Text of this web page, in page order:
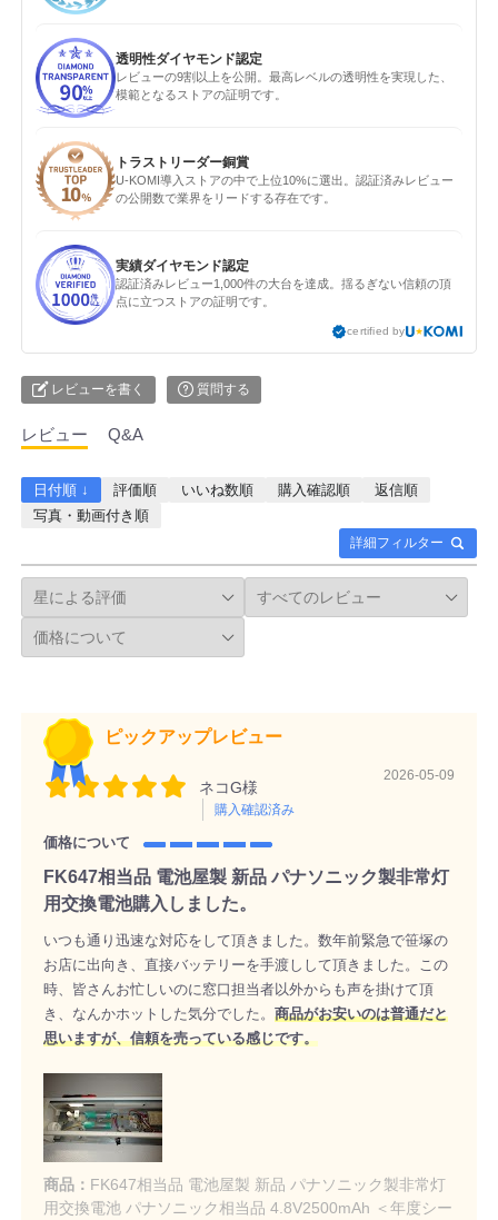
透明性ダイヤモンド認定
レビューの9割以上を公開。最高レベルの透明性を実現した、
模範となるストアの証明です。
トラストリーダー銅賞
U-KOMI導入ストアの中で上位10%に選出。認証済みレビュー
の公開数で業界をリードする存在です。
実績ダイヤモンド認定
認証済みレビュー1,000件の大台を達成。揺るぎない信頼の頂
点に立つストアの証明です。
certified by
レビューを書く 質問する
レビュー Q&A
詳細フィルター
日付順 ↓ 評価順 いいね数順 購入確認順
返信順
写真・動画付き順
ピックアップレビュー
ネコG様
購入確認済み
2026-05-09
価格について
FK647相当品 電池屋製 新品 パナソニック製非常灯
用交換電池購入しました。
いつも通り迅速な対応をして頂きました。数年前緊急で笹塚の
お店に出向き、直接バッテリーを手渡しして頂きました。この
時、皆さんお忙しいのに窓口担当者以外からも声を掛けて頂
き、なんかホットした気分でした。 商品がお安いのは普通だと
思いますが、信頼を売っている感じです。
商品： FK647相当品 電池屋製 新品 パナソニック製非常灯
用交換電池 パナソニック相当品 4.8V2500mAh ＜年度シー